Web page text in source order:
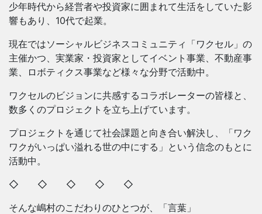
少年時代から経営者や投資家に囲まれて生活をしていた影
響もあり、10代で起業。
現在ではソーシャルビジネスコミュニティ「ワクセル」の
主催かつ、実業家・投資家としてイベント事業、不動産事
業、ロボティクス事業など様々な分野で活動中。
ワクセルのビジョンに共感するコラボレーターの皆様と、
数多くのプロジェクトを立ち上げています。
プロジェクトを通じて社会課題と向き合い解決し、「ワク
ワクがいっぱい溢れる世の中にする」という信念のもとに
活動中。
◇ ◇ ◇ ◇ ◇
そんな嶋村のこだわりのひとつが、「言葉」